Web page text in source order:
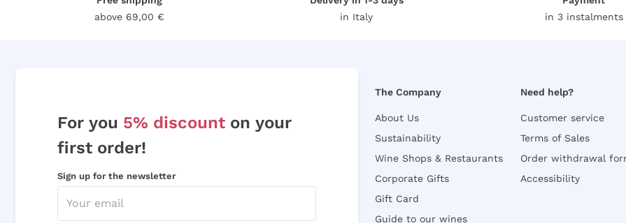
above 69,00 €
in Italy
in 3 instalments
For you 5% discount on your
first order!
Sign up for the newsletter
The Company
About Us
Sustainability
Wine Shops & Restaurants
Corporate Gifts
Gift Card
Guide to our wines
Need help?
Customer service
Terms of Sales
Order withdrawal
Accessibility